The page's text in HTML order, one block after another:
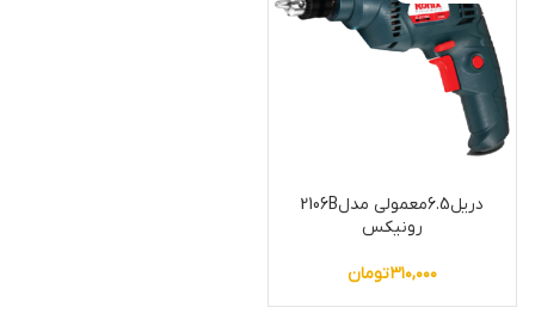
دریل6.5معمولی مدل2106B
رونیکس
۳۱۰,۰۰۰تومان